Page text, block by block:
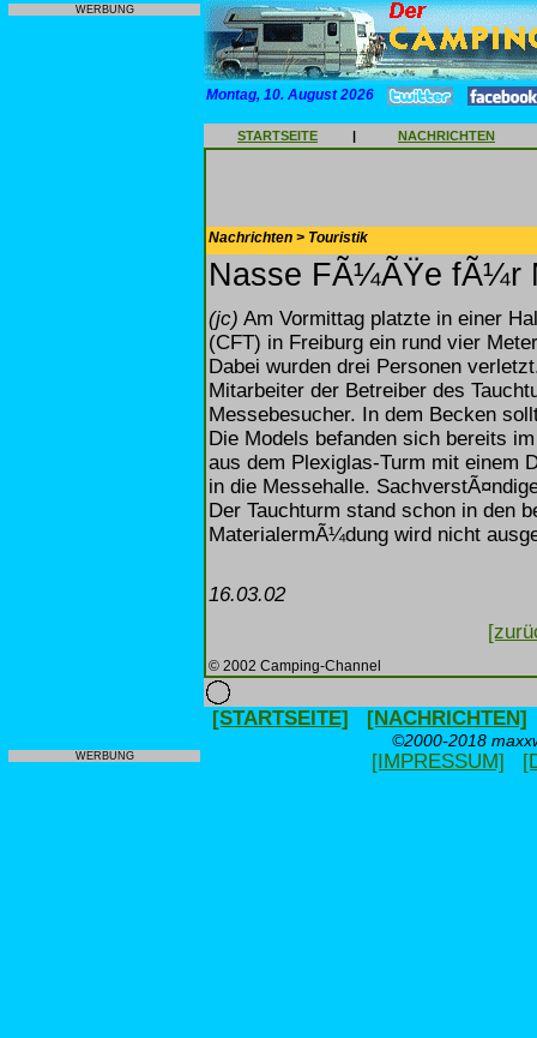
WERBUNG
WERBUNG
Montag, 10. August 2026
STARTSEITE | NACHRICHTEN
Nachrichten > Touristik
Nasse FÃ¼ÃŸe fÃ¼r
(jc) Am Vormittag platzte in einer
(CFT) in Freiburg ein rund vier
Dabei wurden drei Personen
Mitarbeiter der Betreiber des
Messebesucher. In dem Becken
Die Models befanden sich bereits
aus dem Plexiglas-Turm mit einem
in die Messehalle.
Der Tauchturm stand schon in den
MaterialermÃ¼dung wird nicht
16.03.02
© 2002 Camping-Channel
[STARTSEITE] [NACHRICHTEN]
©2000-2018
[IMPRESSUM]